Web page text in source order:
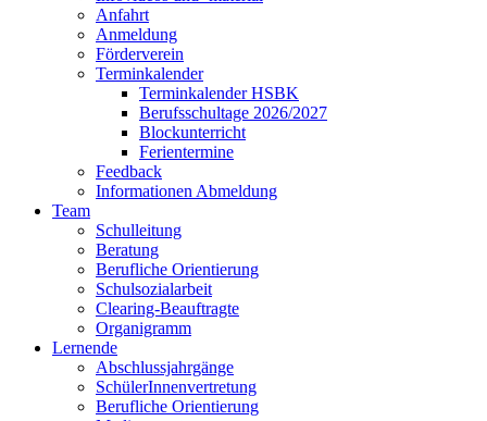
Anfahrt
Anmeldung
Förderverein
Terminkalender
Terminkalender HSBK
Berufsschultage 2026/2027
Blockunterricht
Ferientermine
Feedback
Informationen Abmeldung
Team
Schulleitung
Beratung
Berufliche Orientierung
Schulsozialarbeit
Clearing-Beauftragte
Organigramm
Lernende
Abschlussjahrgänge
SchülerInnenvertretung
Berufliche Orientierung